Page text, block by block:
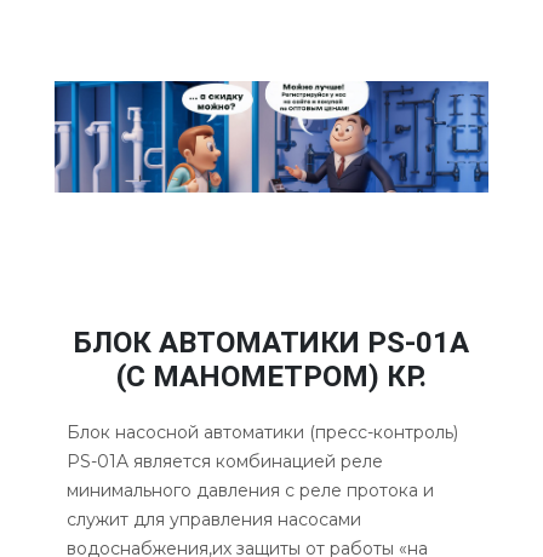
БЛОК АВТОМАТИКИ PS-01A
(С МАНОМЕТРОМ) КР.
Блок насосной автоматики (пресс-контроль)
PS-01A является комбинацией реле
минимального давления с реле протока и
служит для управления насосами
водоснабжения,их защиты от работы «на